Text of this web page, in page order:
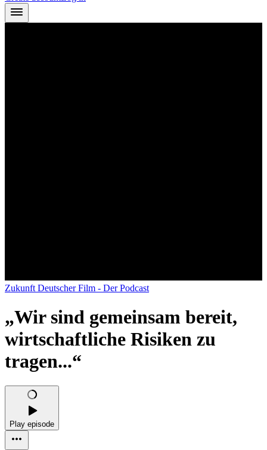
Zukunft Deutscher Film - Der Podcast
„Wir sind gemeinsam bereit,
wirtschaftliche Risiken zu
tragen...“
Play episode